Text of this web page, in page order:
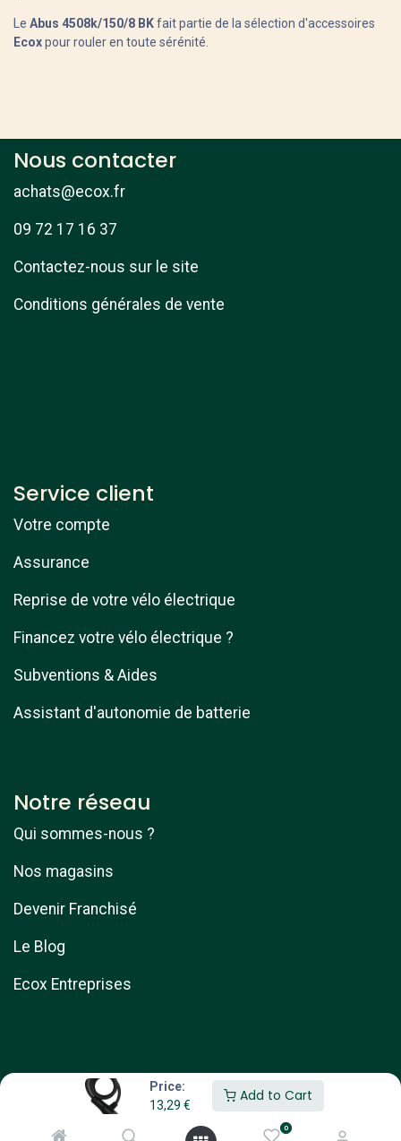
Price:
13,29 €
Add to Cart
0
Le Abus 4508k/150/8 BKfait partie de la sélection d'accessoires
Ecoxpour rouler en toute sérénité.
Nous contacter
achats@ecox.fr
09 72 17 16 37
Contactez-nous sur le site
Conditions générales de vente
Service client
Votre compte
Assurance
Reprise de votre vélo électrique
Financez votre vélo électrique ?
Subventions & Aides
Assistant d'autonomie de batterie
Notre réseau
Qui sommes-nous ?
Nos magasins
Devenir Franchisé
Le Blog
Ecox Entreprises
Copyright © ebike services